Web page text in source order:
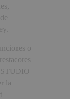
o
STUDIO
la